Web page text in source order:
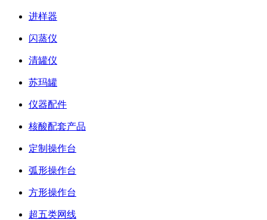
进样器
闪蒸仪
清罐仪
苏玛罐
仪器配件
核酸配套产品
定制操作台
弧形操作台
方形操作台
超五类网线